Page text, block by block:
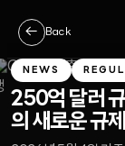
← Back
NEWS
250억 달러
의 새로운 규